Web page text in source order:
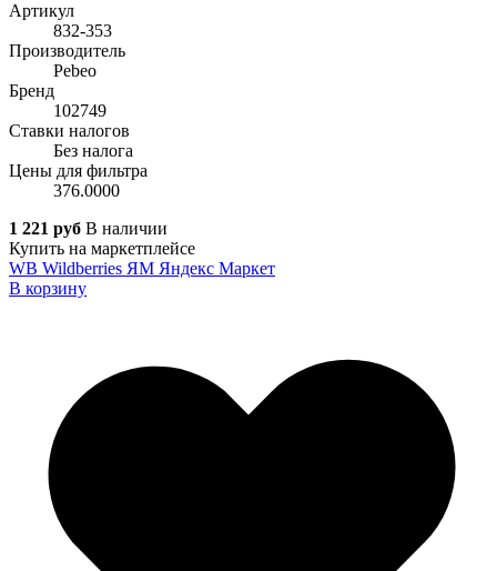
Артикул
832-353
Производитель
Pebeo
Бренд
102749
Ставки налогов
Без налога
Цены для фильтра
376.0000
1 221 руб В наличии
Купить на маркетплейсе
WB Wildberries ЯМ Яндекс Маркет
В корзину